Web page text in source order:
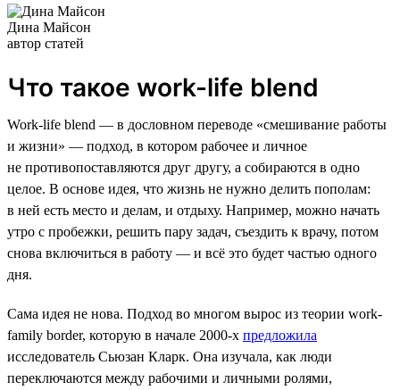
Дина Майсон
автор статей
Что такое work-life blend
Work-life blend — в дословном переводе «смешивание работы
и жизни» — подход, в котором рабочее и личное
не противопоставляются друг другу, а собираются в одно
целое. В основе идея, что жизнь не нужно делить пополам:
в ней есть место и делам, и отдыху. Например, можно начать
утро с пробежки, решить пару задач, съездить к врачу, потом
снова включиться в работу — и всё это будет частью одного
дня.
Сама идея не нова. Подход во многом вырос из теории work-
family border, которую в начале 2000-х предложила
исследователь Сьюзан Кларк. Она изучала, как люди
переключаются между рабочими и личными ролями,